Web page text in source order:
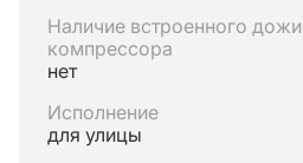
Наличие встроенного
компрессора
нет
Исполнение
для улицы